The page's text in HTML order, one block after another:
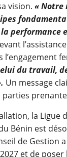
vision. « Notre
performance
l’engagement
du travail,
Un message
parties
la Ligue
Bénin est
de Gestion
et de poser